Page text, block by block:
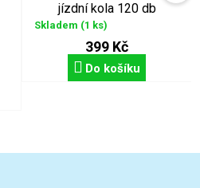
jízdní kola 120 db
Skladem (1 ks)
399 Kč
Do košíku